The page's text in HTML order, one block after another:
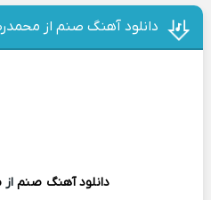
دانلود آهنگ صنم از
دانلود آهنگ صنم از